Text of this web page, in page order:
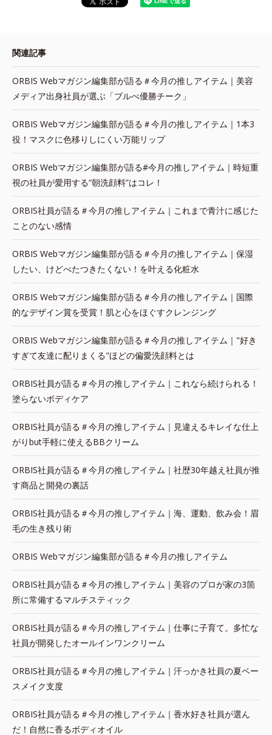
関連記事
ORBIS Webマガジン編集部が語る＃今月の推しアイテム｜美容
メディア出身社員が選ぶ「ブルべ優勝チーク」
ORBIS Webマガジン編集部が語る＃今月の推しアイテム｜1本3
役！マスクに色移りしにくい万能リップ
ORBIS Webマガジン編集部が語る#今月の推しアイテム｜時短重
視の社員が愛用する“朝洗顔料”はコレ！
ORBIS社員が語る＃今月の推しアイテム｜これまで青汁に感じた
ことのない感情
ORBIS Webマガジン編集部が語る＃今月の推しアイテム｜保湿
したい、けどべたつきたくない！を叶える化粧水
ORBIS Webマガジン編集部が語る＃今月の推しアイテム｜国際
的なデザイン賞を受賞！肌と心をほぐすクレンジング
ORBIS Webマガジン編集部が語る＃今月の推しアイテム｜"好き
すぎて友達に配りまくる"ほどの偏愛洗顔料とは
ORBIS社員が語る＃今月の推しアイテム｜これなら続けられる！
塗らないボディケア
ORBIS社員が語る＃今月の推しアイテム｜見違えるキレイな仕上
がりbut手軽に使えるBBクリーム
ORBIS社員が語る＃今月の推しアイテム｜社歴30年越え社員が推
す商品と開発の裏話
ORBIS社員が語る＃今月の推しアイテム｜海、運動、飲み会！眉
毛の生き残り術
ORBIS Webマガジン編集部が語る＃今月の推しアイテム
ORBIS社員が語る＃今月の推しアイテム｜美容のプロが家の3箇
所に常備するマルチスティック
ORBIS社員が語る＃今月の推しアイテム｜仕事に子育て。多忙な
社員が開発したオールインワンクリーム
ORBIS社員が語る＃今月の推しアイテム｜汗っかき社員の夏ベー
スメイク支度
ORBIS社員が語る＃今月の推しアイテム｜香水好き社員が選ん
だ！自然に香るボディオイル